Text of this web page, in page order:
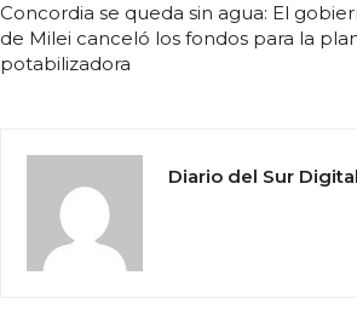
Concordia se queda sin agua: El
de Milei canceló los fondos para la
potabilizadora
Diario del Sur Digital